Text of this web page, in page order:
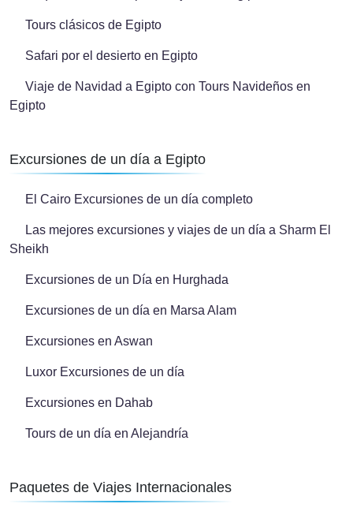
Tours clásicos de Egipto
Safari por el desierto en Egipto
Viaje de Navidad a Egipto con Tours Navideños en
Egipto
Excursiones de un día a Egipto
El Cairo Excursiones de un día completo
Las mejores excursiones y viajes de un día a Sharm El
Sheikh
Excursiones de un Día en Hurghada
Excursiones de un día en Marsa Alam
Excursiones en Aswan
Luxor Excursiones de un día
Excursiones en Dahab
Tours de un día en Alejandría
Paquetes de Viajes Internacionales